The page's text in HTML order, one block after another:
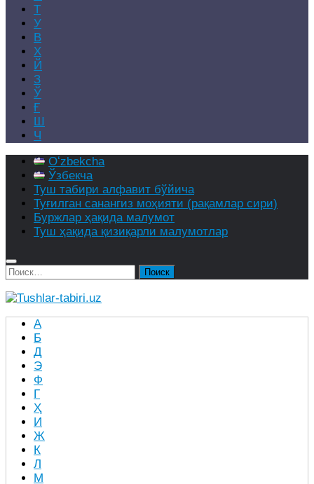
Т
У
В
Х
Й
З
Ў
Ғ
Ш
Ч
Oʻzbekcha
Ўзбекча
Туш табири алфавит бўйича
Туғилган санангиз моҳияти (рақамлар сири)
Буржлар ҳақида малумот
Туш ҳақида қизиқарли малумотлар
Найти:
А
Б
Д
Э
Ф
Г
Ҳ
И
Ж
К
Л
М